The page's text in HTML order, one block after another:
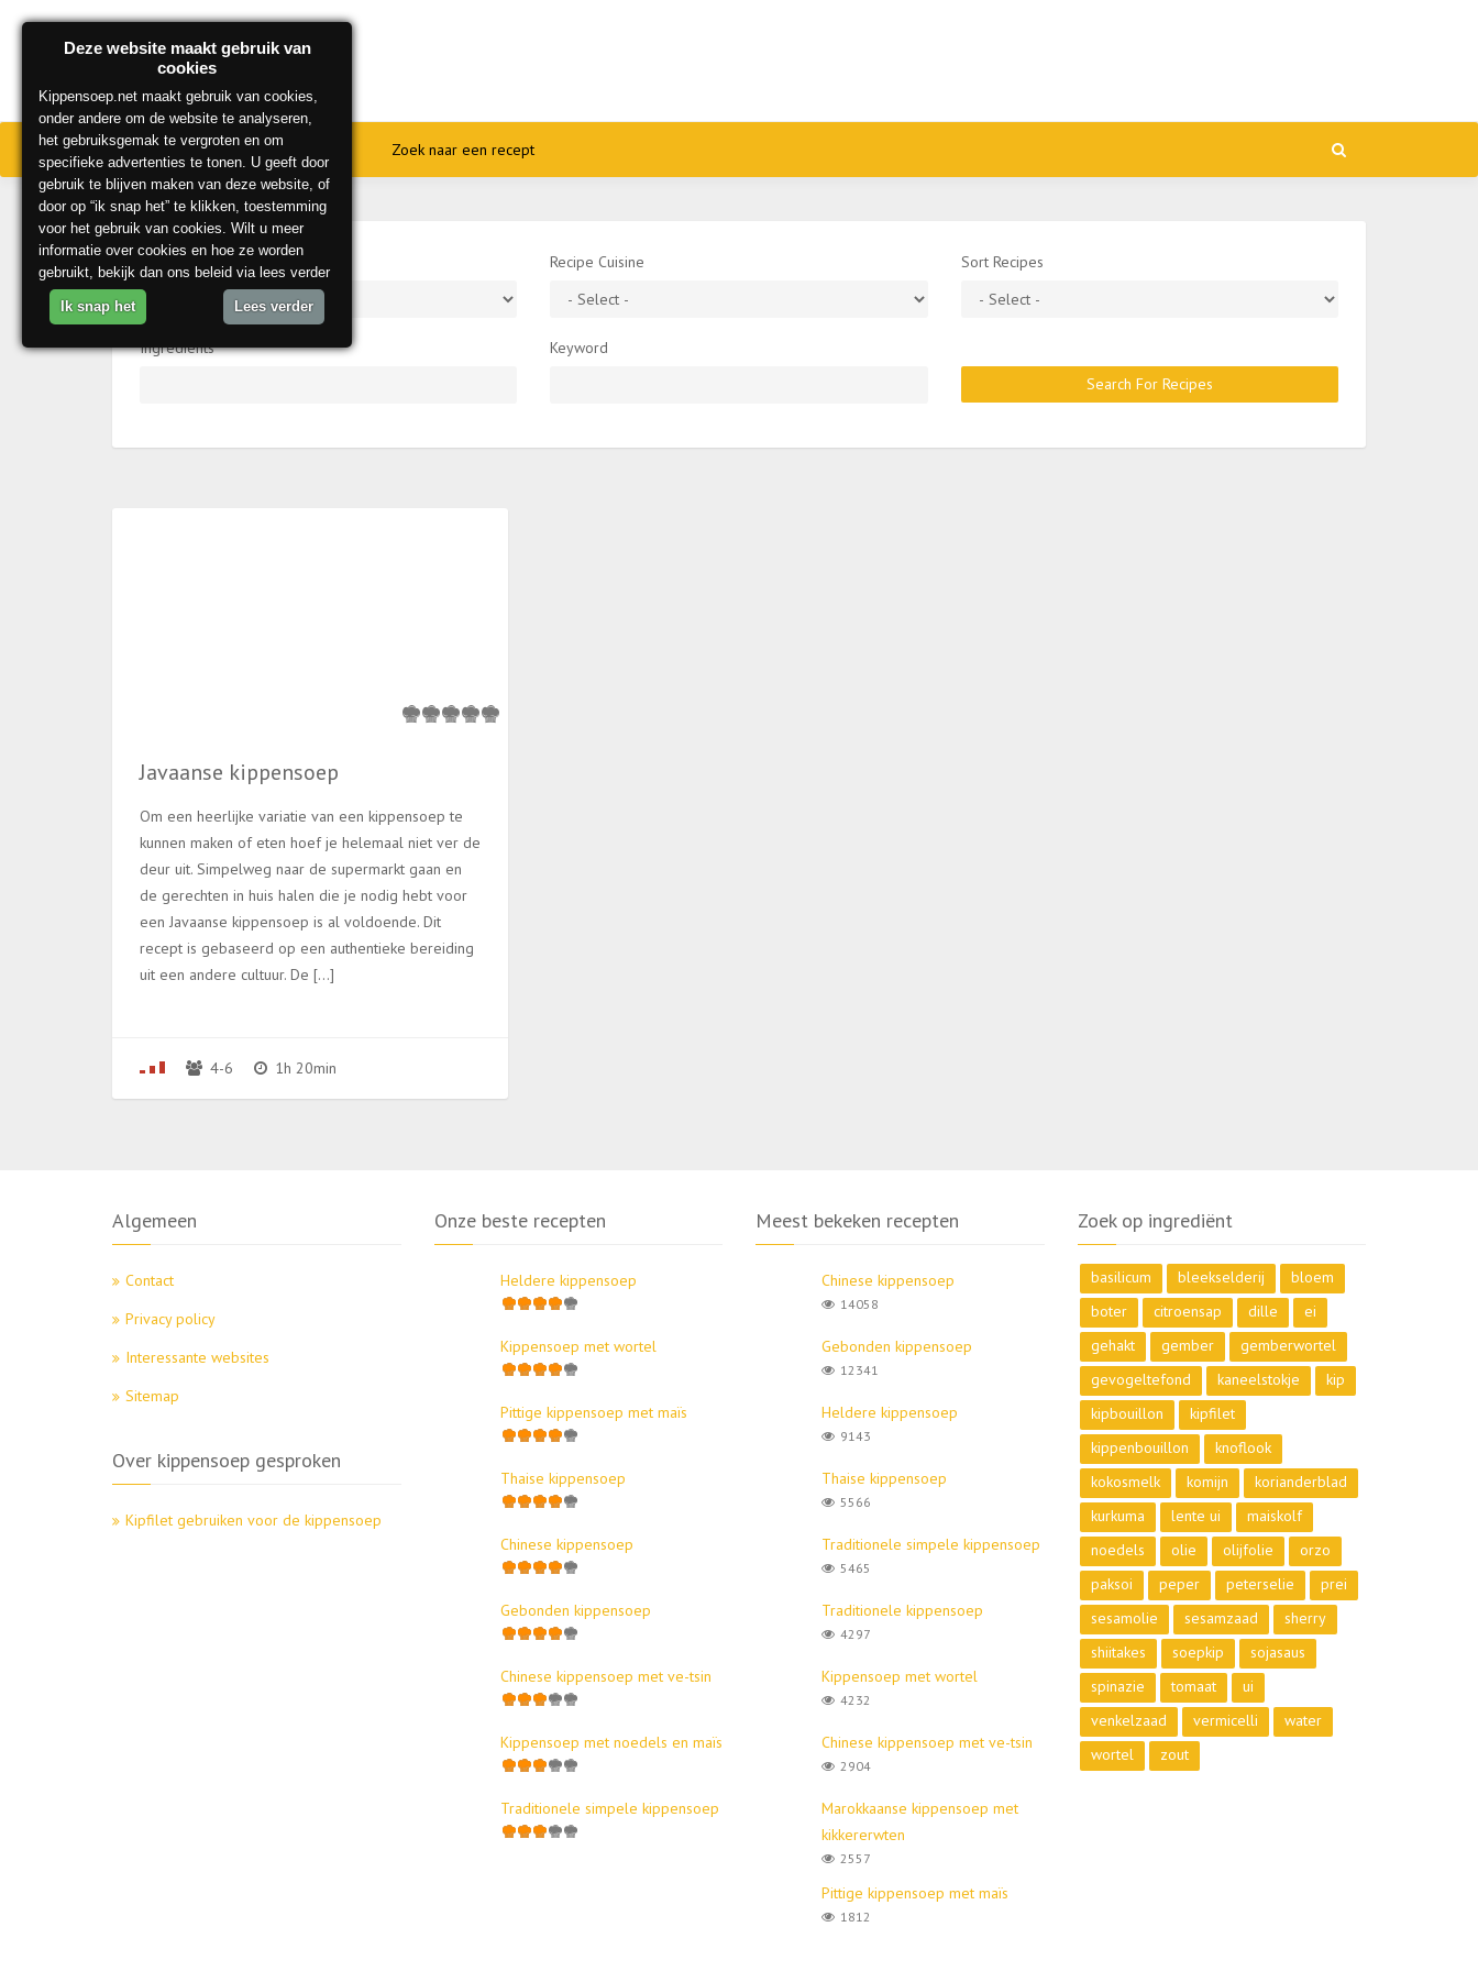
Home Onze beste recepten Zoek naar een recept
Recipe Category Recipe Cuisine Sort Recipes
Ingredients
Keyword
Search For Recipes
Javaanse kippensoep
Om een heerlijke variatie van een kippensoep te
kunnen maken of eten hoef je helemaal niet ver de
deur uit. Simpelweg naar de supermarkt gaan en
de gerechten in huis halen die je nodig hebt voor
een Javaanse kippensoep is al voldoende. Dit
recept is gebaseerd op een authentieke bereiding
uit een andere cultuur. De […]
4-6 1h 20min
Algemeen
Contact
Privacy policy
Interessante websites
Sitemap
Over kippensoep gesproken
Kipfilet gebruiken voor de kippensoep
Onze beste recepten
Heldere kippensoep
Kippensoep met wortel
Pittige kippensoep met maïs
Thaise kippensoep
Chinese kippensoep
Gebonden kippensoep
Chinese kippensoep met ve-tsin
Kippensoep met noedels en maïs
Traditionele simpele kippensoep
Meest bekeken recepten
Chinese kippensoep
14058
Gebonden kippensoep
12341
Heldere kippensoep
9143
Thaise kippensoep
5566
Traditionele simpele kippensoep
5465
Traditionele kippensoep
4297
Kippensoep met wortel
4232
Chinese kippensoep met ve-tsin
2904
Marokkaanse kippensoep met
kikkererwten
2557
Pittige kippensoep met maïs
1812
Zoek op ingrediënt
basilicum bleekselderij
bloem
boter
citroensap dille
ei
gehakt
gember
gemberwortel
gevogeltefond
kaneelstokje
kip
kipbouillon
kipfilet
kippenbouillon
knoflook
kokosmelk
komijn
korianderblad
kurkuma
lente ui
maiskolf
noedels
olie olijfolie
orzo
paksoi
peper peterselie
prei
sesamolie
sesamzaad
sherry
shiitakes
soepkip
sojasaus
spinazie
tomaat
ui
venkelzaad
vermicelli
water
wortel
zout
Deze website maakt gebruik van
cookies
Kippensoep.net maakt gebruik van cookies,
onder andere om de website te analyseren,
het gebruiksgemak te vergroten en om
specifieke advertenties te tonen. U geeft door
gebruik te blijven maken van deze website, of
door op “ik snap het” te klikken, toestemming
voor het gebruik van cookies. Wilt u meer
informatie over cookies en hoe ze worden
gebruikt, bekijk dan ons beleid via lees verder
Ik snap het Lees verder